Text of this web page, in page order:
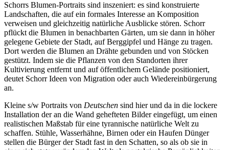
Schorrs Blumen-Portraits sind inszeniert: es sind konstruierte
Landschaften, die auf ein formales Interesse an Komposition
verweisen und gleichzeitig natürliche Ausblicke stören. Schorr
pflückt die Blumen in benachbarten Gärten, um sie dann in höher
gelegene Gebiete der Stadt, auf Berggipfel und Hänge zu tragen.
Dort werden die Blumen an Drähte gebunden und von Stöcken
gestützt. Indem sie die Pflanzen von den Standorten ihrer
Kultivierung entfernt und auf öffentlichem Gelände positioniert,
deutet Schorr Ideen von Migration oder auch Wiedereinbürgerung
an.
Kleine s/w Portraits von Deutschen sind hier und da in die lockere
Installation der an die Wand gehefteten Bilder eingefügt, um einen
realistischen Maßstab für eine tyrannische natürliche Welt zu
schaffen. Stühle, Wasserhähne, Birnen oder ein Haufen Dünger
stellen die Bürger der Stadt fast in den Schatten, so als ob sie in